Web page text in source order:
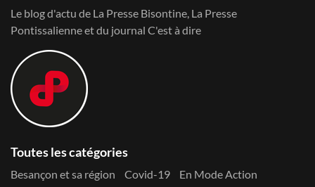
Le blog d'actu de La Presse Bisontine, La Presse
Pontissalienne et du journal C'est à dire
Toutes les catégories
Besançon et sa région Covid-19
En Mode Action